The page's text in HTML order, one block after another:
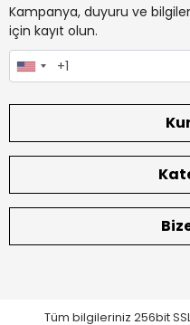
Kampanya, duyuru ve
için kayıt olun.
Tüm bilgileriniz 256bit